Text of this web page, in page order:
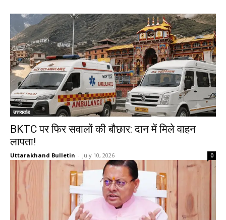
उत्तराखंड
BKTC पर फिर सवालों की बौछार: दान में मिले वाहन
लापता!
Uttarakhand Bulletin - July 10, 2026 0